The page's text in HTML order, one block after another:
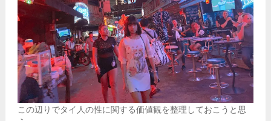
この辺りでタイ人の性に関する価値観を整理しておこうと思